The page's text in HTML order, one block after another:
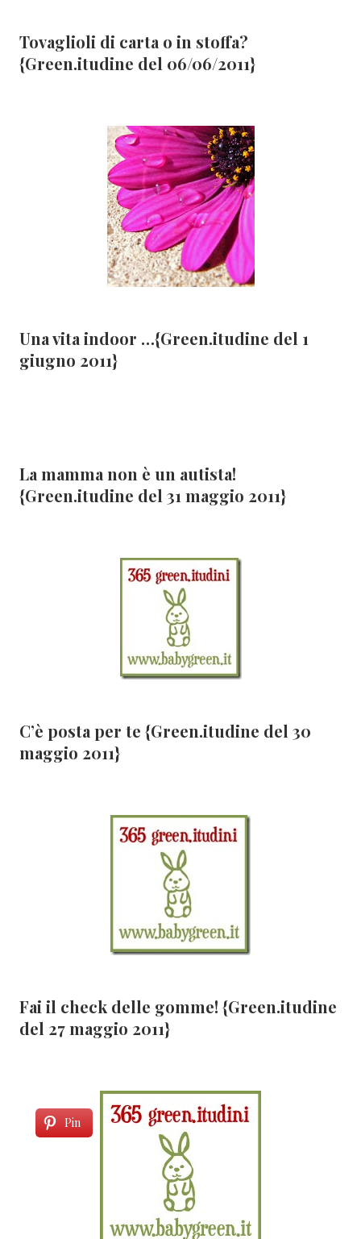
Tovaglioli di carta o in stoffa?
{Green.itudine del 06/06/2011}
Una vita indoor …{Green.itudine del 1
giugno 2011}
La mamma non è un autista!
{Green.itudine del 31 maggio 2011}
C’è posta per te {Green.itudine del 30
maggio 2011}
Fai il check delle gomme! {Green.itudine
del 27 maggio 2011}
Pin